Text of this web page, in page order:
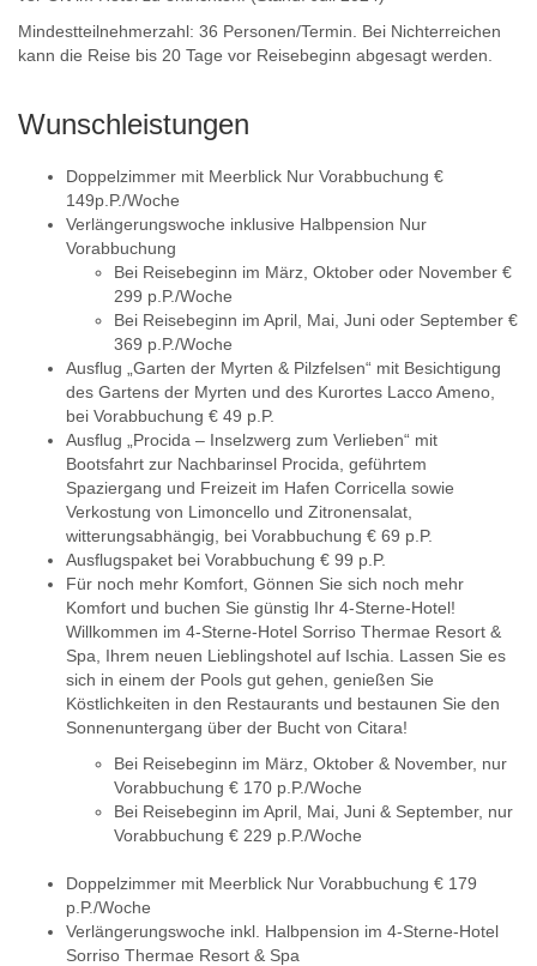
Mindestteilnehmerzahl: 36 Personen/Termin. Bei Nichterreichen
kann die Reise bis 20 Tage vor Reisebeginn abgesagt werden.
Wunschleistungen
Doppelzimmer mit Meerblick Nur Vorabbuchung €
149p.P./Woche
Verlängerungswoche inklusive Halbpension Nur
Vorabbuchung
Bei Reisebeginn im März, Oktober oder November €
299 p.P./Woche
Bei Reisebeginn im April, Mai, Juni oder September €
369 p.P./Woche
Ausflug „Garten der Myrten & Pilzfelsen“ mit Besichtigung
des Gartens der Myrten und des Kurortes Lacco Ameno,
bei Vorabbuchung € 49 p.P.
Ausflug „Procida – Inselzwerg zum Verlieben“ mit
Bootsfahrt zur Nachbarinsel Procida, geführtem
Spaziergang und Freizeit im Hafen Corricella sowie
Verkostung von Limoncello und Zitronensalat,
witterungsabhängig, bei Vorabbuchung € 69 p.P.
Ausflugspaket bei Vorabbuchung € 99 p.P.
Für noch mehr Komfort, Gönnen Sie sich noch mehr
Komfort und buchen Sie günstig Ihr 4-Sterne-Hotel!
Willkommen im 4-Sterne-Hotel Sorriso Thermae Resort &
Spa, Ihrem neuen Lieblingshotel auf Ischia. Lassen Sie es
sich in einem der Pools gut gehen, genießen Sie
Köstlichkeiten in den Restaurants und bestaunen Sie den
Sonnenuntergang über der Bucht von Citara!
Bei Reisebeginn im März, Oktober & November, nur
Vorabbuchung € 170 p.P./Woche
Bei Reisebeginn im April, Mai, Juni & September, nur
Vorabbuchung € 229 p.P./Woche
Doppelzimmer mit Meerblick Nur Vorabbuchung € 179
p.P./Woche
Verlängerungswoche inkl. Halbpension im 4-Sterne-Hotel
Sorriso Thermae Resort & Spa